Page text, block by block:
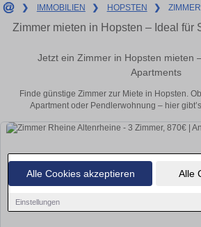
Alle Cookies akzeptieren Alle
Einstellungen
❯ IMMOBILIEN ❯ HOPSTEN ❯
Zimmer mieten in Hopsten – Ideal für
Jetzt ein Zimmer in Hopsten mieten
Apartments
Finde günstige Zimmer zur Miete in Hopsten.
Apartment oder Pendlerwohnung – hier